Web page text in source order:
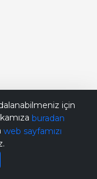
için
buradan
web sayfamızı
Bana Soru Sor | Ask Me